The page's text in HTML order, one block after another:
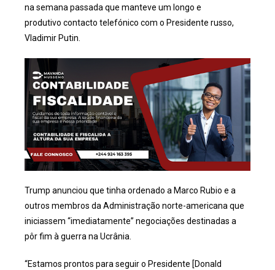
na semana passada que manteve um longo e
produtivo contacto telefónico com o Presidente russo,
Vladimir Putin.
Trump anunciou que tinha ordenado a Marco Rubio e a
outros membros da Administração norte-americana que
iniciassem “imediatamente” negociações destinadas a
pôr fim à guerra na Ucrânia.
“Estamos prontos para seguir o Presidente [Donald